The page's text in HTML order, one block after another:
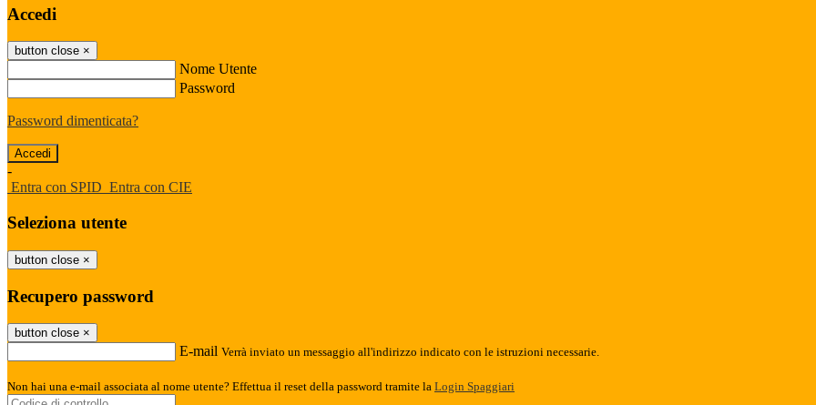
Accedi
button close ×
Nome Utente
Password
Password dimenticata?
-
Entra con SPID Entra con CIE
Seleziona utente
button close ×
Recupero password
button close ×
E-mail Verrà inviato un messaggio all'indirizzo indicato con le istruzioni necessarie.
Non hai una e-mail associata al nome utente? Effettua il reset della password tramite la Login Spaggiari